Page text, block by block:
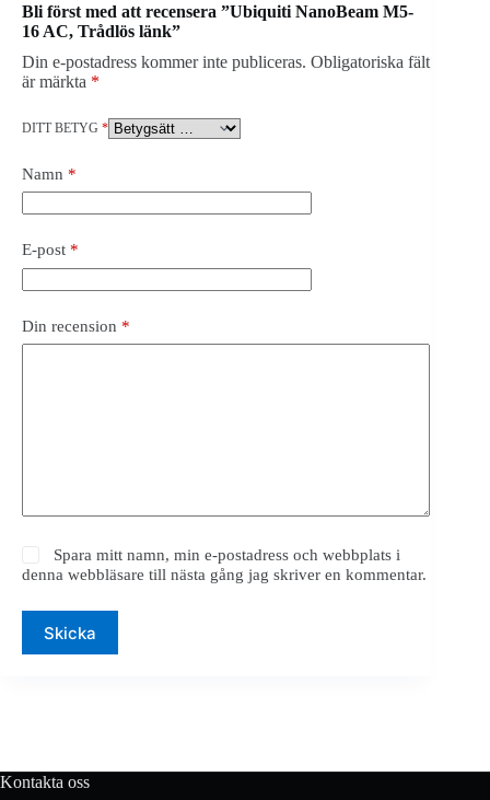
Bli först med att recensera ”Ubiquiti NanoBeam M5-
16 AC, Trådlös länk”
Din e-postadress kommer inte publiceras. Obligatoriska fält
är märkta *
DITT BETYG *
Namn *
E-post *
Din recension *
Spara mitt namn, min e-postadress och webbplats i
denna webbläsare till nästa gång jag skriver en kommentar.
Skicka
Kontakta oss